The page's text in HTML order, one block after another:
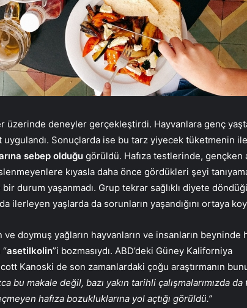
üzerinde deneyler gerçekleştirdi. Hayvanlara genç
Sonuçlarda ise bu tarz yiyecek tüketmenin
sebep olduğu görüldü. Hafıza testlerinde, gençken
kıyasla daha önce gördükleri şeyi
durum yaşanmadı. Grup tekrar sağlıklı diyete
ilerleyen yaşlarda da sorunların yaşandığını ortaya
doymuş yağların hayvanların ve insanların beyninde
asetilkolin”i bozmasıydı. ABD’deki Güney Kaliforniya
Kanoski de son zamanlardaki çoğu araştırmanın
bu makale değil, bazı yakın tarihli çalışmalarımızda
hafıza bozukluklarına yol açtığı görüldü.”